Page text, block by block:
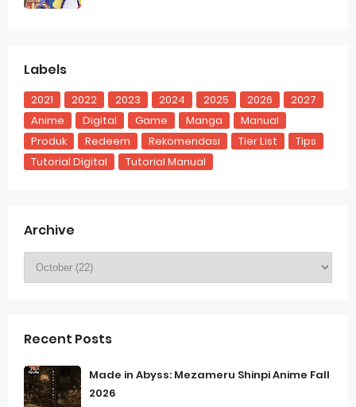
Labels
2021 2022 2023 2024 2025 2026
2027
Anime
Digital Game Manga
Manual
Produk
Redeem Rekomendasi Tier List
Tips
Tutorial Digital
Tutorial Manual
Archive
Recent Posts
Made in Abyss: Mezameru Shinpi Anime Fall
2026